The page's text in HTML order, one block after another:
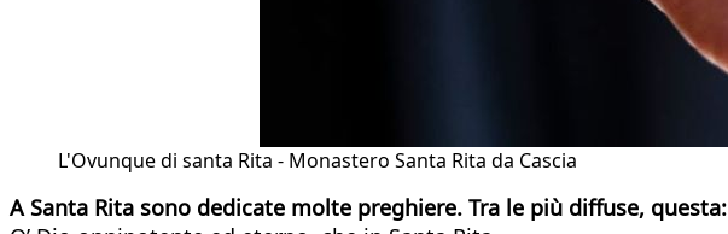
L'Ovunque di santa Rita - Monastero Santa Rita da Cascia
A Santa Rita sono dedicate molte preghiere. Tra le più diffuse, questa: